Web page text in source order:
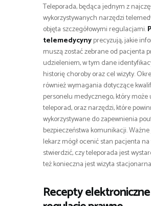
Teleporada, będąca jednym z
wykorzystywanych narzędzi
objęta szczegółowymi regulacjami.
telemedycynyprecyzują, jakie
muszą zostać zebrane od pacjenta
udzieleniem, w tym dane
historię choroby oraz cel wizyty.
również wymagania dotyczące
personelu medycznego, który może
teleporad, oraz narzędzi, które
wykorzystywane do zapewnienia
bezpieczeństwa komunikacji. Ważne
lekarz mógł ocenić stan pacjenta na
stwierdzić, czy teleporada jest
też konieczna jest wizyta
Recepty